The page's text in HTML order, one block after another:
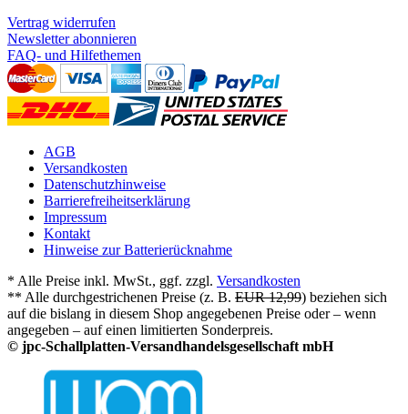
Vertrag widerrufen
Newsletter abonnieren
FAQ- und Hilfethemen
AGB
Versandkosten
Datenschutzhinweise
Barrierefreiheitserklärung
Impressum
Kontakt
Hinweise zur Batterierücknahme
* Alle Preise inkl. MwSt., ggf. zzgl. Versandkosten
** Alle durchgestrichenen Preise (z. B. EUR 12,99) beziehen sich
auf die bislang in diesem Shop angegebenen Preise oder – wenn
angegeben – auf einen limitierten Sonderpreis.
© jpc-Schallplatten-Versandhandelsgesellschaft mbH